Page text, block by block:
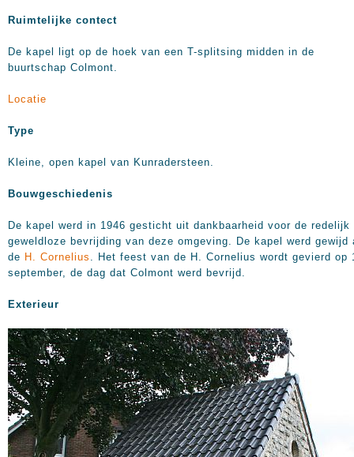
Ruimtelijke contect
De kapel ligt op de hoek van een T-splitsing midden in de
buurtschap Colmont.
Locatie
Type
Kleine, open kapel van Kunradersteen.
Bouwgeschiedenis
De kapel werd in 1946 gesticht uit dankbaarheid voor de redelijk
geweldloze bevrijding van deze omgeving. De kapel werd gewijd
de H. Cornelius . Het feest van de H. Cornelius wordt gevierd op
september, de dag dat Colmont werd bevrijd.
Exterieur